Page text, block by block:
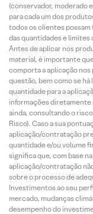
(conservador, moderado
para cada um dos
todos os clientes
das quantidades e limites
Antes de aplicar nos
material, é importante
comporta a aplicação
questão, bem como se
quantidade para a
informações diretamente
ainda, consultando o
Risco). Caso a sua
aplicação/contratação
quantidade e/ou volume
significa que, com base
aplicação/contratação
sobre o processo de
Investimentos ao seu
mercado, mudanças
desempenho do